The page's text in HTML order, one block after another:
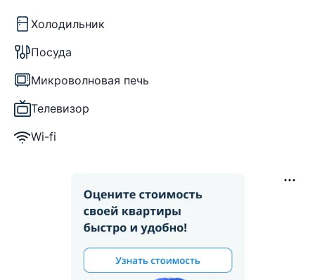
Холодильник
Посуда
Микроволновая печь
Телевизор
Wi-fi